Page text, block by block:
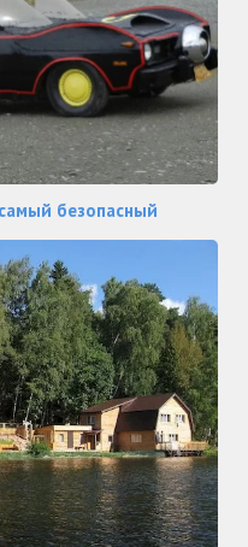
безопасный